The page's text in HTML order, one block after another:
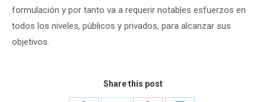
formulación y por tanto va a requerir notables esfuerzos en
todos los niveles, públicos y privados, para alcanzar sus
objetivos.
Share this post